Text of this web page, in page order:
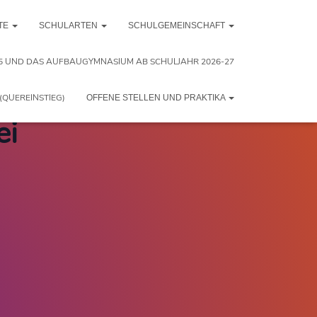
SCHULARTEN SCHULGEMEINSCHAFT
UND DAS AUFBAUGYMNASIUM AB SCHULJAHR 2026-27
OFFENE STELLEN UND PRAKTIKA